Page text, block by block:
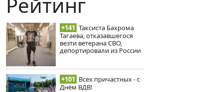
+141 Таксиста Бахрома
Тагаева, отказавшегося
везти ветерана СВО,
депортировали из России
+101 Всех причастных - с
Днём ВДВ!